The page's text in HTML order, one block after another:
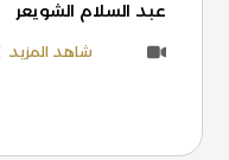
عبد السلام الشويعر
شاهد المزيد